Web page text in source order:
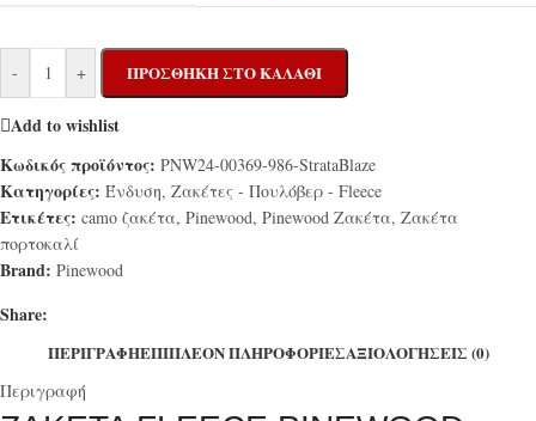
- + ΠΡΟΣΘΉΚΗ ΣΤΟ ΚΑΛΆΘΙ
Add to wishlist
Κωδικός προϊόντος: PNW24-00369-986-StrataBlaze
Κατηγορίες: Ένδυση, Ζακέτες - Πουλόβερ - Fleece
Ετικέτες: camo ζακέτα, Pinewood, Pinewood Ζακέτα, Ζακέτα
πορτοκαλί
Brand: Pinewood
Share:
ΠΕΡΙΓΡΑΦΉΕΠΙΠΛΈΟΝ ΠΛΗΡΟΦΟΡΊΕΣΑΞΙΟΛΟΓΉΣΕΙΣ (0)
Περιγραφή